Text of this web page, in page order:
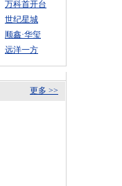
万科首开台
世纪星城
顺鑫·华玺
远洋一方
更多 >>